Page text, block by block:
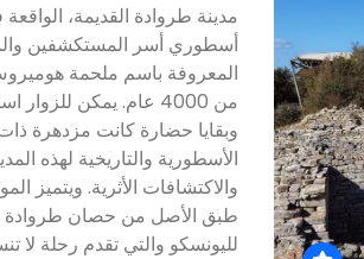
مدينة طروادة القديمة،
أسطوري أسر المستكشفين
المعروفة باسم ملحمة هوميروس
من 4000 عام. يمكن
وبقايا حضارة كانت مزدهرة
الأسطورية والتاريخية لهذه
والاكتشافات الأثرية. ويتميز
طبق الأصل من حصان طروادة
لليونسكو والتي تقدم رحلة لا